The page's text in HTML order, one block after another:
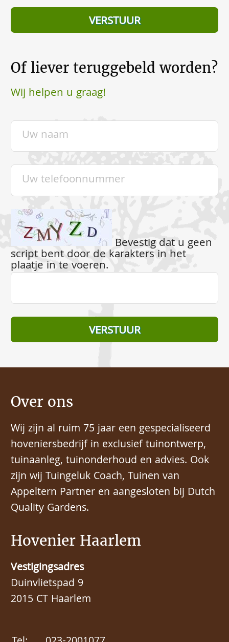
Of liever teruggebeld worden?
Wij helpen u graag!
Bevestig dat u geen
script bent door de karakters in het
plaatje in te voeren.
Hovenier Haarlem
Vestigingsadres
Duinvlietspad 9
2015 CT Haarlem
Over ons
Wij zijn al ruim 75 jaar een gespecialiseerd
hoveniersbedrijf in exclusief tuinontwerp,
tuinaanleg, tuinonderhoud en advies. Ook
zijn wij Tuingeluk Coach, Tuinen van
Appeltern Partner en aangesloten bij Dutch
Quality Gardens.